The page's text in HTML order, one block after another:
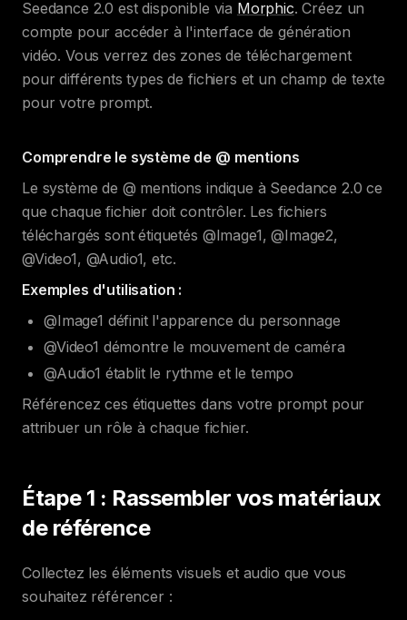
Seedance 2.0 est disponible via Morphic. Créez un
compte pour accéder à l'interface de génération
vidéo. Vous verrez des zones de téléchargement
pour différents types de fichiers et un champ de texte
pour votre prompt.
Comprendre le système de @ mentions
Le système de @ mentions indique à Seedance 2.0 ce
que chaque fichier doit contrôler. Les fichiers
téléchargés sont étiquetés @Image1, @Image2,
@Video1, @Audio1, etc.
Exemples d'utilisation :
@Image1 définit l'apparence du personnage
@Video1 démontre le mouvement de caméra
@Audio1 établit le rythme et le tempo
Référencez ces étiquettes dans votre prompt pour
attribuer un rôle à chaque fichier.
Étape 1 : Rassembler vos matériaux
de référence
Collectez les éléments visuels et audio que vous
souhaitez référencer :